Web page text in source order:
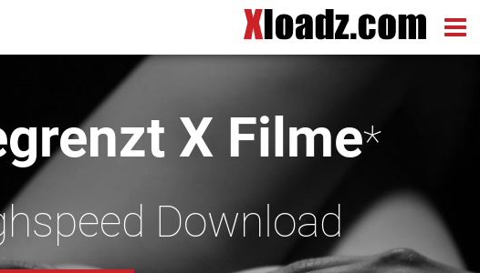
X Filme*
Download